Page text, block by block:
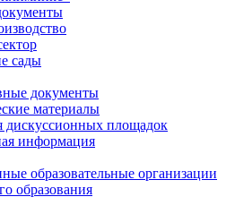
сады
документы
материалы
дискуссионных площадок
информация
образовательные организации
образования